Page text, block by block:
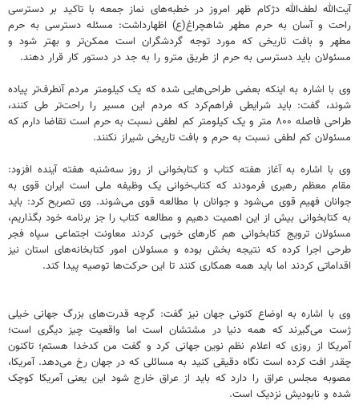
آیت‌الله لطف‌الله دژکام ظهر امروز در خطبه‌های نماز جمعه با تاکید بر دسترسی
راحت و آسان به حرم مطهر شاهچراغ(ع) اظهارداشت: مسئله دسترسی به حرم
مطهر و بافت تاریخی که مورد توجه گردشگران است ممکن‌تر و بهتر شود و
مسئولان باید دسترسی به حرم از طریق مترو را به جد در دستور کار قرار دهند.
وی با اشاره به اینکه بعضی طراحی‌هایی شده که یک کیلومتر مردم آنطرف‌تر پیاده
شوند، گفت: باید شرایطی فراهم‌کرد که مردم این مسیر را راحت‌تر طی کنند،
طراحی فاصله ۸۰۰ متر و یک کیلومتر کم لطفی نسبت به حرم است تقاضا دارم که
مسئولان کم لطفی نسبت به حرم و بافت تاریخی شیراز نکنند.
وی با اشاره به آغاز هفته کتاب و کتابخوانی از روز سه‌شنبه هفته آینده افزود:
مقام معظم رهبری فرمودند که کتاب‌خوانی یک وظیفه ملی است ایران قوی به
جوانان فهیم قوی می‌شود و جوانان با مطالعه قوی می‌شوند. وی تصریح کرد: باید
به کتابخوانی بیش از این اهمیت دهیم و مطالعه کتاب را جز برنامه خود بگذاریم،
مسئولان ترویج کتابخوانی هم کارهای خوبی کردند معاونت اجتماعی سپاه فجر
طرحی اجرا کرده که نتیجه بخش بوده و مسئولان امور کتابخانه‌های استان نیز
اقداماتی کردند اما باید همه همکاری کنند تا این حرکت‌ها توصیه پیدا کند.
وی با اشاره به اوضاع کنونی جهان نیز گفت: گرچه قدرت‌های بزرگ جهانی خیلی
ژست می‌گیرند که همه دنیا در مشتشان است اما واقعیت چیز دیگری است؛
آمریکا از روزی که اعلام نظم‌ نوین جهانی کرد و گفت من کدخدا هستم؛ تاکنون
چقدر افت کرده است نگاه دقیقی کنید به مسائلی که در جهان رخ می‌دهد. آمریکا،
مصوبه مجلس عراق را دارد که باید از عراق خارج شود این یعنی آمریکا کوچک
شده و نابودیش نزدیک است.